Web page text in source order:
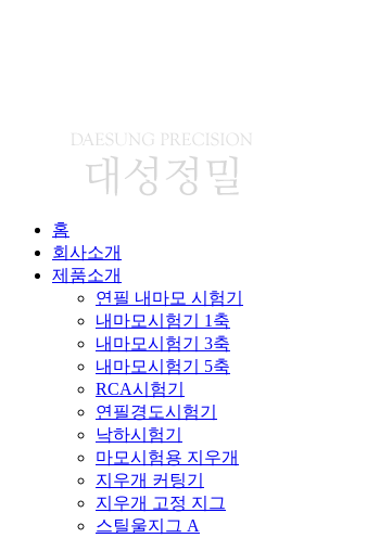
홈
회사소개
제품소개
연필 내마모 시험기
내마모시험기 1축
내마모시험기 3축
내마모시험기 5축
RCA시험기
연필경도시험기
낙하시험기
마모시험용 지우개
지우개 커팅기
지우개 고정 지그
스틸울지그 A